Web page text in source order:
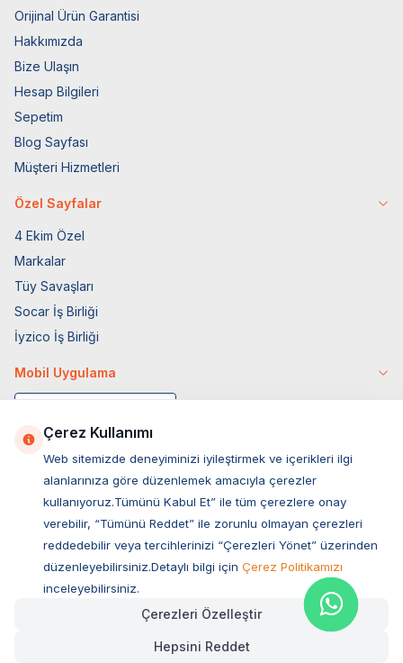
Orijinal Ürün Garantisi
Hakkımızda
Bize Ulaşın
Hesap Bilgileri
Sepetim
Blog Sayfası
Müşteri Hizmetleri
Özel Sayfalar
4 Ekim Özel
Markalar
Tüy Savaşları
Socar İş Birliği
İyzico İş Birliği
Mobil Uygulama
Müşteri Hizmetleri
Sıkça Sorulan Sorular
Çerez Kullanımı
Web sitemizde deneyiminizi iyileştirmek ve içerikleri ilgi
alanlarınıza göre düzenlemek amacıyla çerezler
kullanıyoruz.Tümünü Kabul Et” ile tüm çerezlere onay
verebilir, “Tümünü Reddet” ile zorunlu olmayan çerezleri
reddedebilir veya tercihlerinizi “Çerezleri Yönet” üzerinden
düzenleyebilirsiniz.Detaylı bilgi için Çerez Politikamızı
inceleyebilirsiniz.
Çerezleri Özelleştir
Hepsini Reddet